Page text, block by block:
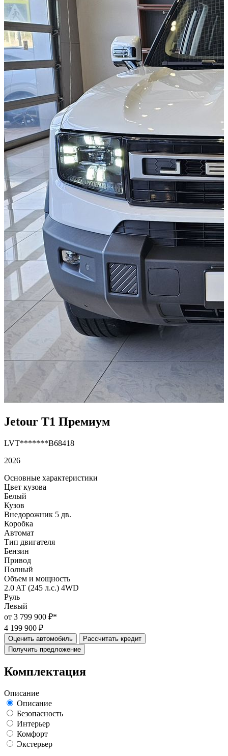
Jetour T1 Премиум
LVT*******B68418
2026
Основные характеристики
Цвет кузова
Белый
Кузов
Внедорожник 5 дв.
Коробка
Автомат
Тип двигателя
Бензин
Привод
Полный
Объем и мощность
2.0 AT (245 л.с.) 4WD
Руль
Левый
от 3 799 900 ₽*
4 199 900 ₽
Оценить автомобиль
Рассчитать кредит
Получить предложение
Комплектация
Описание
Описание
Безопасность
Интерьер
Комфорт
Экстерьер